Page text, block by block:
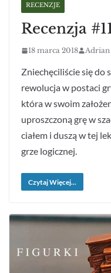
RECENZJE
Recenzja
18 marca 2018 Adrian
Zniechęciliście się do
rewolucja w postaci
która w swoim
uproszczoną grę w
ciałem i duszą w tej
grze logicznej.
Czytaj Więcej...